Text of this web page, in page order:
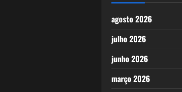
agosto 2026
julho 2026
junho 2026
março 2026